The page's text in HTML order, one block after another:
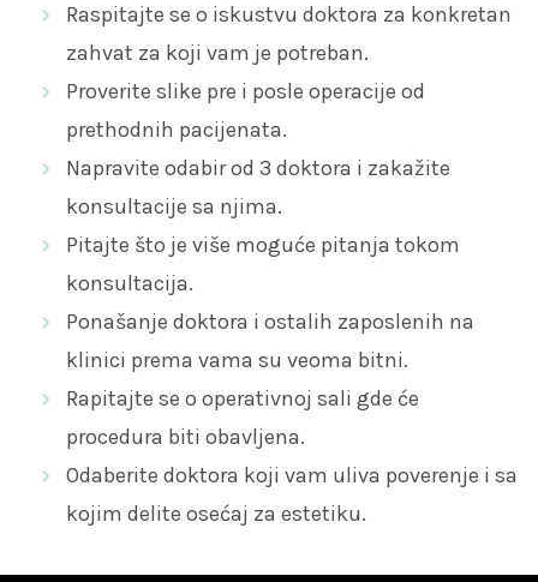
Raspitajte se o iskustvu doktora za konkretan
zahvat za koji vam je potreban.
Proverite slike pre i posle operacije od
prethodnih pacijenata.
Napravite odabir od 3 doktora i zakažite
konsultacije sa njima.
Pitajte što je više moguće pitanja tokom
konsultacija.
Ponašanje doktora i ostalih zaposlenih na
klinici prema vama su veoma bitni.
Rapitajte se o operativnoj sali gde će
procedura biti obavljena.
Odaberite doktora koji vam uliva poverenje i sa
kojim delite osećaj za estetiku.